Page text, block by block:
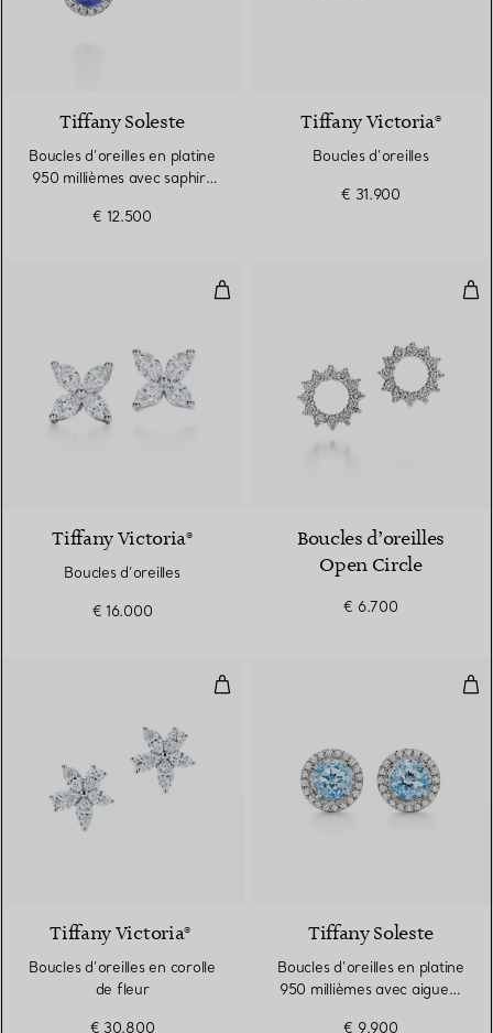
Tiffany Soleste
Boucles d’oreilles en platine
950 millièmes avec saphirs
€ 12.500
Tiffany Victoria®
Boucles d’oreilles
€ 31.900
Boucles d’oreilles
Tiffany Victoria®
Boucles d’oreilles
€ 16.000
Boucles d’oreilles
Open Circle
€ 6.700
Boucles d’oreilles en corolle de
Tiffany Victoria®
Boucles d’oreilles en corolle
de fleur
€ 30.800
Tiffany Soleste
Boucles d’oreilles en platine
950 millièmes avec aigues-
€ 9.900